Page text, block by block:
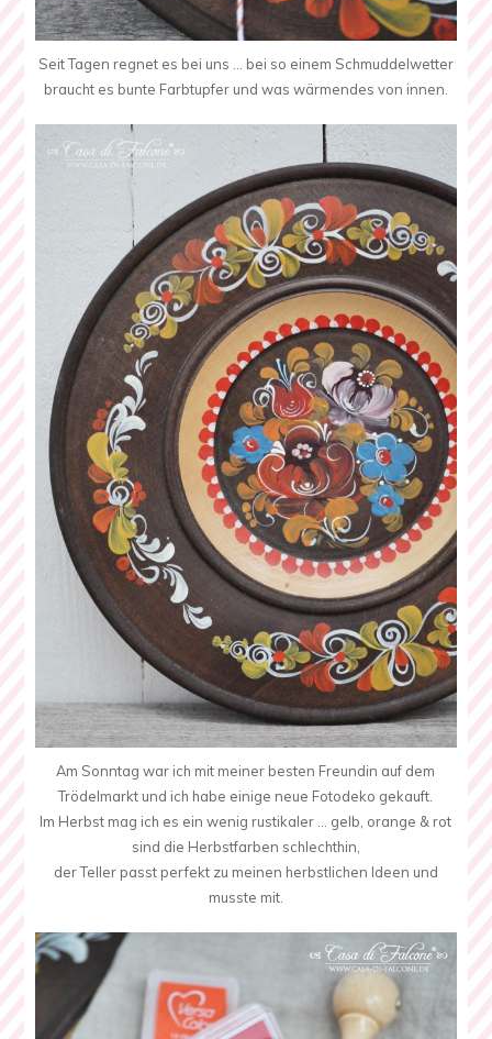
Seit Tagen regnet es bei uns … bei so einem Schmuddelwetter
braucht es bunte Farbtupfer und was wärmendes von innen.
Am Sonntag war ich mit meiner besten Freundin auf dem
Trödelmarkt und ich habe einige neue Fotodeko gekauft.
Im Herbst mag ich es ein wenig rustikaler … gelb, orange & rot
sind die Herbstfarben schlechthin,
der Teller passt perfekt zu meinen herbstlichen Ideen und
musste mit.